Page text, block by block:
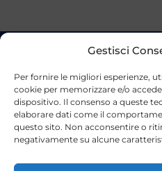
Gestisci
Per fornire le migliori esperienze,
cookie per memorizzare e/o
dispositivo. Il consenso a queste
elaborare dati come il
questo sito. Non acconsentire o
negativamente su alcune